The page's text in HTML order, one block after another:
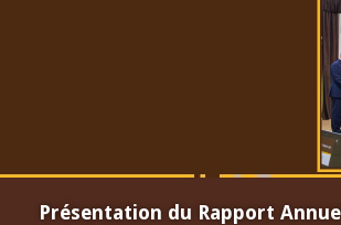
Présentation du Rapport